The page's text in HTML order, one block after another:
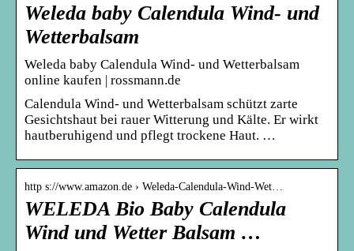
Weleda baby Calendula Wind- und
Wetterbalsam
Weleda baby Calendula Wind- und Wetterbalsam
online kaufen | rossmann.de
Calendula Wind- und Wetterbalsam schützt zarte
Gesichtshaut bei rauer Witterung und Kälte. Er wirkt
hautberuhigend und pflegt trockene Haut. …
http s://www.amazon.de › Weleda-Calendula-Wind-Wet…
WELEDA Bio Baby Calendula
Wind und Wetter Balsam …